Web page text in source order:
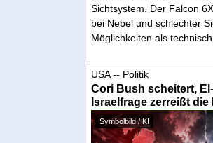
Sichtsystem. Der Falcon
bei Nebel und schlechter
Möglichkeiten als technisch
USA -- Politik
Cori Bush scheitert,
Israelfrage zerreißt die
Symbolbild / KI